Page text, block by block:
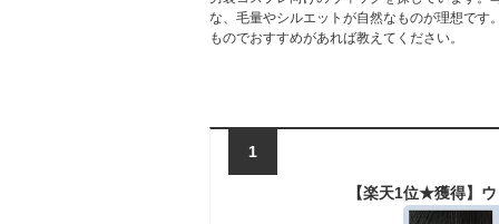
な、毛量やシルエットが自然なものが理想で
ものでおすすめがあれば教えてください。
1